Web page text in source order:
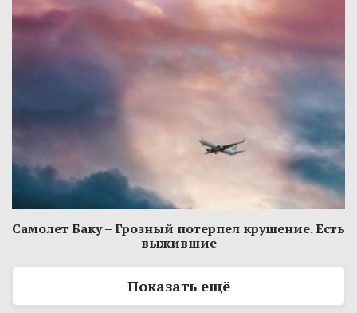
Самолет Баку – Грозный потерпел крушение. Есть
выжившие
Показать ещё